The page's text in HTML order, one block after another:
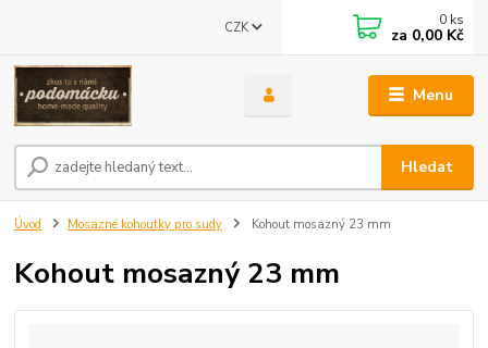
Menu
CZK
Hledat
0 ks
za 0,00 Kč
Úvod Mosazné kohoutky pro sudy Kohout mosazný 23 mm
Kohout mosazný 23 mm